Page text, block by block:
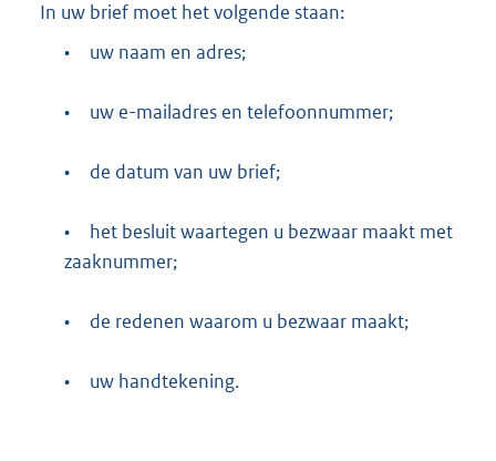
In uw brief moet het volgende staan:
•
uw naam en adres;
• uw e-mailadres en telefoonnummer;
• de datum van uw brief;
•
het besluit waartegen u bezwaar maakt met
zaaknummer;
• de redenen waarom u bezwaar maakt;
• uw handtekening.